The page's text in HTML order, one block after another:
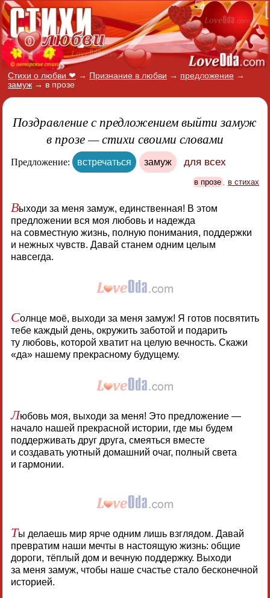
Стихи о любви ❤ → Признание в любви → предложение →
замуж → в прозе
Поздравление с предложением выйти замуж
в прозе — стихи своими словами
Предложение: встречаться замуж для всех
в прозе , в стихах
Выходи за меня замуж, единственная! В этом
предложении вся моя любовь и надежда
на совместную жизнь, полную понимания, поддержки
и нежных чувств. Давай станем одним целым
навсегда.
Солнце моё, выходи за меня замуж! Я готов посвятить
тебе каждый день, окружить заботой и подарить
ту любовь, которой хватит на целую вечность. Скажи
«да» нашему прекрасному будущему.
Любовь моя, выходи за меня! Это предложение —
начало нашей прекрасной истории, где мы будем
поддерживать друг друга, смеяться вместе
и создавать уютный домашний очаг, полный света
и гармонии.
Ты делаешь мир ярче одним лишь взглядом. Давай
превратим наши мечты в настоящую жизнь: общие
дороги, тёплый дом и вечную поддержку. Выходи
за меня замуж, чтобы наше счастье стало бесконечной
историей.